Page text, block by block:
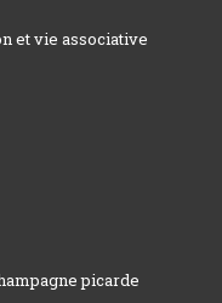
et vie associative
picarde